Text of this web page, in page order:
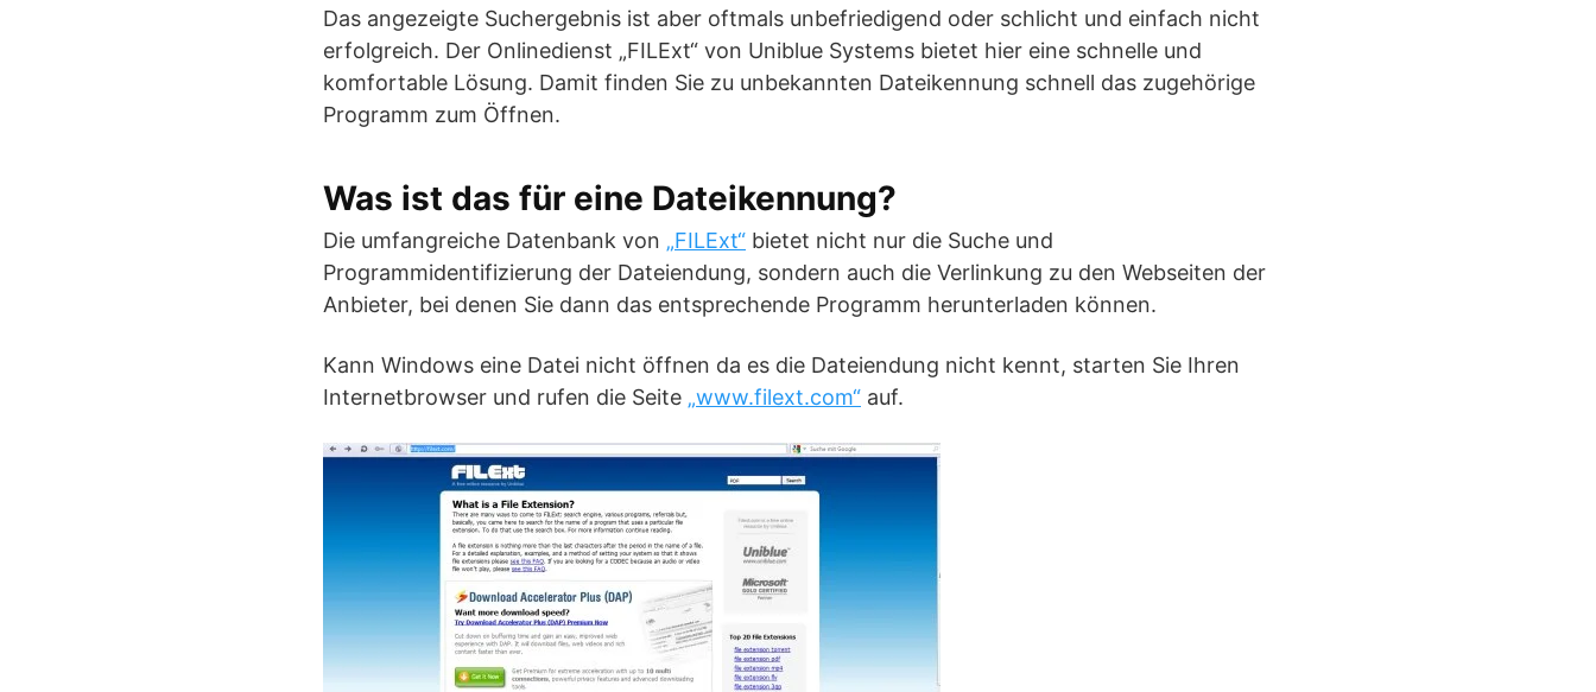
Das angezeigte Suchergebnis ist aber oftmals unbefriedigend oder schlicht und einfach nicht
erfolgreich. Der Onlinedienst „FILExt“ von Uniblue Systems bietet hier eine schnelle und
komfortable Lösung. Damit finden Sie zu unbekannten Dateikennung schnell das zugehörige
Programm zum Öffnen.
Was ist das für eine Dateikennung?
Die umfangreiche Datenbank von „FILExt“ bietet nicht nur die Suche und
Programmidentifizierung der Dateiendung, sondern auch die Verlinkung zu den Webseiten der
Anbieter, bei denen Sie dann das entsprechende Programm herunterladen können.
Kann Windows eine Datei nicht öffnen da es die Dateiendung nicht kennt, starten Sie Ihren
Internetbrowser und rufen die Seite „www.filext.com“ auf.